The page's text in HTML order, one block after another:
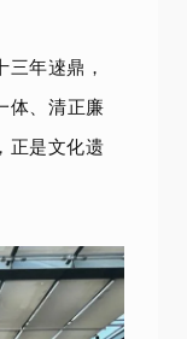
年逨鼎，
体、清正廉
正是文化遗